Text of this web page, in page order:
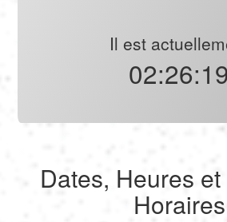
Il est
02:26:19
Dates, Heures
Horaires